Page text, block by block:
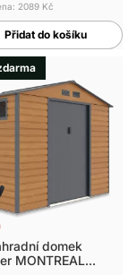
2089 Kč
Přidat do košíku
domek
MONTREAL